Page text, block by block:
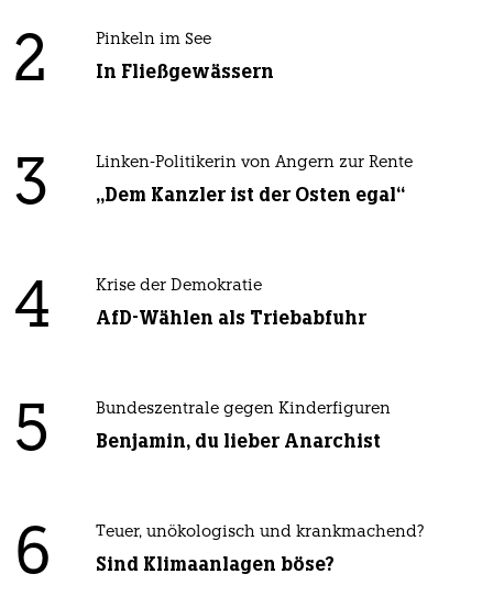
2 Pinkeln im See
In Fließgewässern
3 Linken-Politikerin von Angern zur Rente
„Dem Kanzler ist der Osten egal“
4 Krise der Demokratie
AfD-Wählen als Triebabfuhr
5 Bundeszentrale gegen Kinderfiguren
Benjamin, du lieber Anarchist
6 Teuer, unökologisch und krankmachend?
Sind Klimaanlagen böse?